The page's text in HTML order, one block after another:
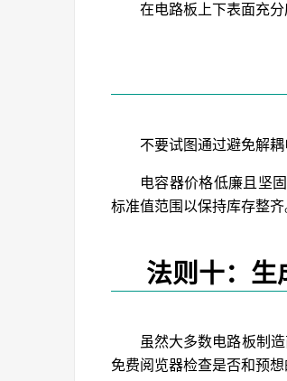
在电路板上下表面充
不要试图通过避免解
电容器价格低廉且坚
标准值范围以保持库存整齐
法则十：生
虽然大多数电路板制
免费阅览器检查是否和预